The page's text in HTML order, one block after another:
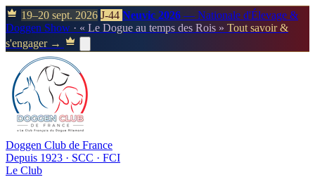
19–20 sept. 2026 J-44 Neuvic 2026 — Nationale d'Élevage &
Doggen Show · « Le Dogue au temps des Rois » Tout savoir &
s'engager →
Doggen Club de France
Depuis 1923 · SCC · FCI
Le Club